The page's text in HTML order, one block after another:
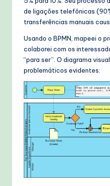
de ligações telefônicas
transferências manuais
Usando o BPMN, mapeei o
colaborei com os
“para ser”. O diagrama
problemáticos evidentes: